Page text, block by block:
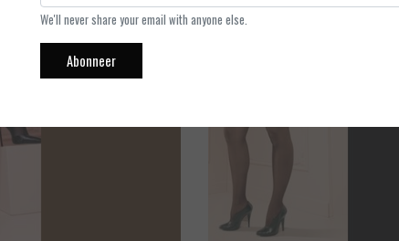
We'll never share your email with anyone else.
Abonneer